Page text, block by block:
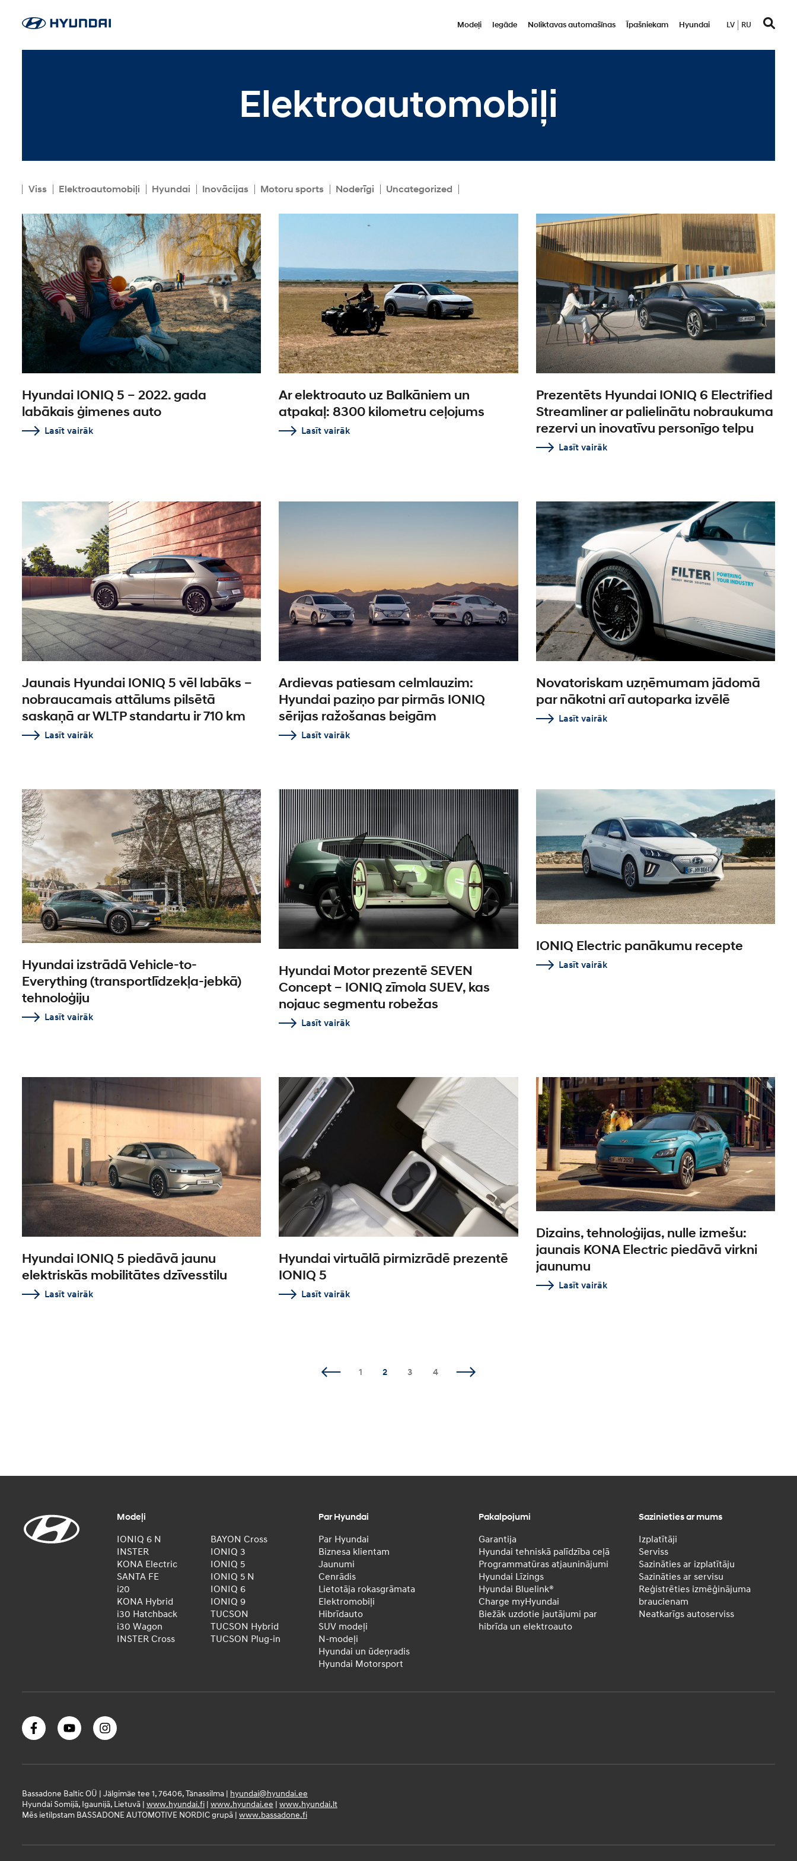
Modeļi Iegāde Noliktavas automašīnas Īpašniekam Hyundai LV RU
Elektroautomobiļi
Viss Elektroautomobiļi Hyundai Inovācijas Motoru sports Noderīgi Uncategorized
Hyundai IONIQ 5 – 2022. gada
labākais ģimenes auto
Lasīt vairāk
Ar elektroauto uz Balkāniem un
atpakaļ: 8300 kilometru ceļojums
Lasīt vairāk
Prezentēts Hyundai IONIQ 6 Electrified
Streamliner ar palielinātu nobraukuma
rezervi un inovatīvu personīgo telpu
Lasīt vairāk
Jaunais Hyundai IONIQ 5 vēl labāks –
nobraucamais attālums pilsētā
saskaņā ar WLTP standartu ir 710 km
Lasīt vairāk
Ardievas patiesam celmlauzim:
Hyundai paziņo par pirmās IONIQ
sērijas ražošanas beigām
Lasīt vairāk
Novatoriskam uzņēmumam jādomā
par nākotni arī autoparka izvēlē
Lasīt vairāk
Hyundai izstrādā Vehicle-to-
Everything (transportlīdzekļa-jebkā)
tehnoloģiju
Lasīt vairāk
Hyundai Motor prezentē SEVEN
Concept – IONIQ zīmola SUEV, kas
nojauc segmentu robežas
Lasīt vairāk
IONIQ Electric panākumu recepte
Lasīt vairāk
Hyundai IONIQ 5 piedāvā jaunu
elektriskās mobilitātes dzīvesstilu
Lasīt vairāk
Hyundai virtuālā pirmizrādē prezentē
IONIQ 5
Lasīt vairāk
Dizains, tehnoloģijas, nulle izmešu:
jaunais KONA Electric piedāvā virkni
jaunumu
Lasīt vairāk
1 2 3 4
Modeļi
IONIQ 6 N
INSTER
KONA Electric
SANTA FE
i20
KONA Hybrid
i30 Hatchback
i30 Wagon
INSTER Cross
BAYON Cross
IONIQ 3
IONIQ 5
IONIQ 5 N
IONIQ 6
IONIQ 9
TUCSON
TUCSON Hybrid
TUCSON Plug-in
Par Hyundai
Par Hyundai
Biznesa klientam
Jaunumi
Cenrādis
Lietotāja rokasgrāmata
Elektromobiļi
Hibrīdauto
SUV modeļi
N-modeļi
Hyundai un ūdeņradis
Hyundai Motorsport
Pakalpojumi
Garantija
Hyundai tehniskā palīdzība ceļā
Programmatūras atjauninājumi
Hyundai Līzings
Hyundai Bluelink®
Charge myHyundai
Biežāk uzdotie jautājumi par
hibrīda un elektroauto
Sazinieties ar mums
Izplatītāji
Serviss
Sazināties ar izplatītāju
Sazināties ar servisu
Reģistrēties izmēģinājuma
braucienam
Neatkarīgs autoserviss
Bassadone Baltic OÜ | Jälgimäe tee 1, 76406, Tänassilma | hyundai@hyundai.ee
Hyundai Somijā, Igaunijā, Lietuvā | www.hyundai.fi | www.hyundai.ee | www.hyundai.lt
Mēs ietilpstam BASSADONE AUTOMOTIVE NORDIC grupā | www.bassadone.fi